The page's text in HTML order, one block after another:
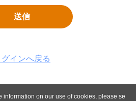
送信
グインへ戻る
information on our use of cookies, please se